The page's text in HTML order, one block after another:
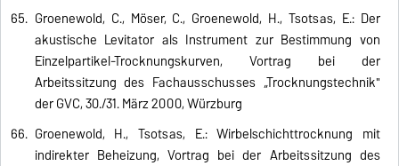
Groenewold, C., Möser, C., Groenewold, H., Tsotsas, E.: Der
akustische Levitator als Instrument zur Bestimmung von
Einzelpartikel-Trocknungskurven, Vortrag bei der
Arbeitssitzung des Fachausschusses „Trocknungstechnik"
der GVC, 30./31. März 2000, Würzburg
Groenewold, H., Tsotsas, E.: Wirbelschichttrocknung mit
indirekter Beheizung, Vortrag bei der Arbeitssitzung des